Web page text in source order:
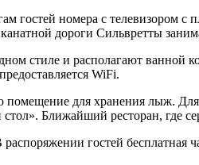
гостей номера с телевизором
дороги Сильвретты
стиле и располагают
WiFi.
помещение для хранения лыж.
Ближайший ресторан, где
гостей бесплатная